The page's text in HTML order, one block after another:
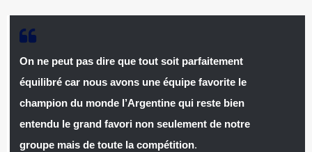
On ne peut pas dire que tout soit parfaitement
équilibré car nous avons une équipe favorite le
champion du monde l’Argentine qui reste bien
entendu le grand favori non seulement de notre
groupe mais de toute la compétition.